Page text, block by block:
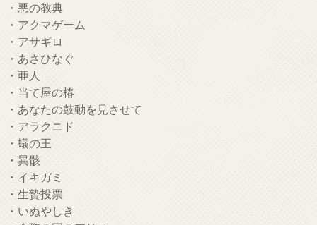
・悪の教典
・アクマゲーム
・アサギロ
・あさひなぐ
・亜人
・当て屋の椿
・あなたの鼓動を見させて
・アラクニド
・蟻の王
・異骸
・イキガミ
・生贄投票
・いぬやしき